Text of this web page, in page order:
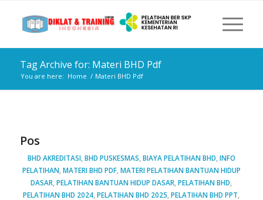
Tag Archive for: Materi BHD Pdf
You are here: Home / Materi BHD Pdf
Pos
BHD AKREDITASI BHD PUSKESMAS BIAYA PELATIHAN BHD INFO
PELATIHAN MATERI BHD PDF, MATERI PELATIHAN BANTUAN HIDUP
DASAR ,PELATIHAN BANTUAN HIDUP DASAR ,PELATIHAN BHD
PELATIHAN BHD 2024 ,PELATIHAN BHD 2025 ,PELATIHAN BHD PPT